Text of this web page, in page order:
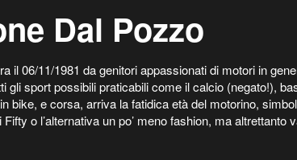
Dal Pozzo
il 06/11/1981 da genitori appassionati di motori in
gli sport possibili praticabili come il calcio (negato!),
bike, e corsa, arriva la fatidica età del motorino,
o l’alternativa un po’ meno fashion, ma
cross RM 125 anno 1991 (sella maculata viola) così